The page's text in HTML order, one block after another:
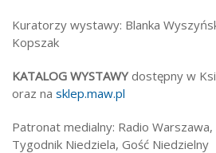
Kuratorzy wystawy: Blanka
Kopszak
KATALOG WYSTAWYdostępny w
oraz na sklep.maw.pl
Patronat medialny: Radio
Tygodnik Niedziela, Gość Niedzielny